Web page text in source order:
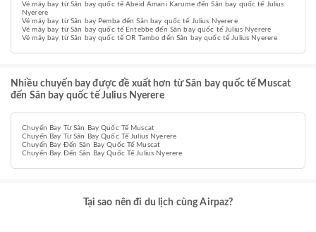
Vé máy bay từ Sân bay quốc tế Abeid Amani Karume đến Sân bay quốc tế Julius
Nyerere
Vé máy bay từ Sân bay Pemba đến Sân bay quốc tế Julius Nyerere
Vé máy bay từ Sân bay quốc tế Entebbe đến Sân bay quốc tế Julius Nyerere
Vé máy bay từ Sân bay quốc tế OR Tambo đến Sân bay quốc tế Julius Nyerere
Nhiều chuyến bay được đề xuất hơn từ Sân bay quốc tế Muscat
đến Sân bay quốc tế Julius Nyerere
Chuyến Bay Từ Sân Bay Quốc Tế Muscat
Chuyến Bay Từ Sân Bay Quốc Tế Julius Nyerere
Chuyến Bay Đến Sân Bay Quốc Tế Muscat
Chuyến Bay Đến Sân Bay Quốc Tế Julius Nyerere
Tại sao nên đi du lịch cùng Airpaz?